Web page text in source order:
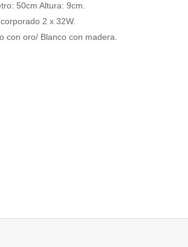
50cm Altura: 9cm.
2 x 32W.
con oro/ Blanco con madera.